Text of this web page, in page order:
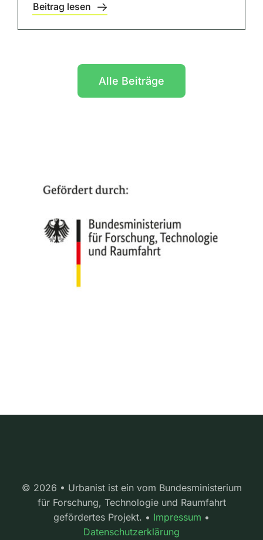
Beitrag lesen
Alle Beiträge
© 2026 • Urbanist ist ein vom Bundesministerium
für Forschung, Technologie und Raumfahrt
gefördertes Projekt. • Impressum •
Datenschutzerklärung